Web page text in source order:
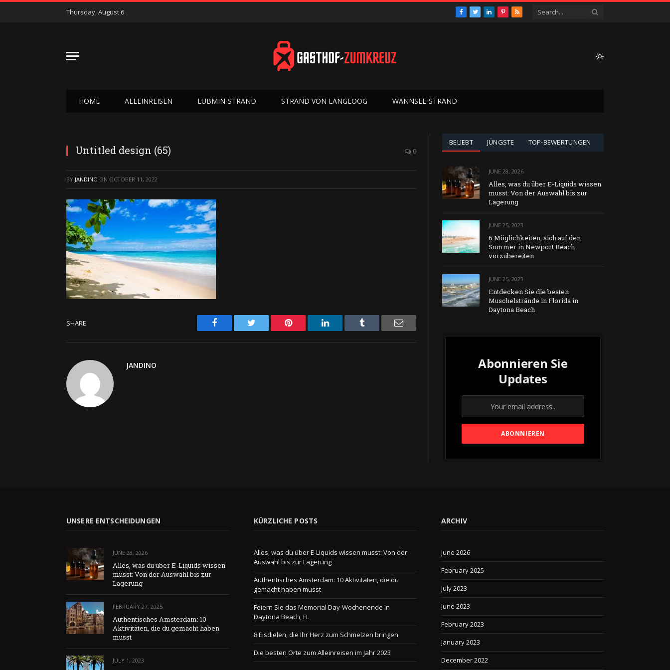
Thursday, August 6 Facebook
TwitterLinkedInPinterest
RSS
HOME ALLEINREISEN LUBMIN-STRAND STRAND VON LANGEOOG WANNSEE-STRAND
Untitled design (65) 0
BY JANDINO ON OCTOBER 11, 2022
SHARE. Facebook Twitter Pinterest LinkedIn Tumblr Email
JANDINO
BELIEBT JÜNGSTE TOP-BEWERTUNGEN
JUNE 28, 2026
Alles, was du über E-Liquids wissen
musst: Von der Auswahl bis zur
Lagerung
JUNE 25, 2023
6 Möglichkeiten, sich auf den
Sommer in Newport Beach
vorzubereiten
JUNE 25, 2023
Entdecken Sie die besten
Muschelstrände in Florida in
Daytona Beach
Abonnieren Sie
Updates
UNSERE ENTSCHEIDUNGEN
JUNE 28, 2026
Alles, was du über E-Liquids wissen
musst: Von der Auswahl bis zur
Lagerung
FEBRUARY 27, 2025
Authentisches Amsterdam: 10
Aktivitäten, die du gemacht haben
musst
JULY 1, 2023
KÜRZLICHE POSTS
Alles, was du über E-Liquids wissen musst: Von der
Auswahl bis zur Lagerung
Authentisches Amsterdam: 10 Aktivitäten, die du
gemacht haben musst
Feiern Sie das Memorial Day-Wochenende in
Daytona Beach, FL
8 Eisdielen, die Ihr Herz zum Schmelzen bringen
Die besten Orte zum Alleinreisen im Jahr 2023
ARCHIV
June 2026
February 2025
July 2023
June 2023
February 2023
January 2023
December 2022